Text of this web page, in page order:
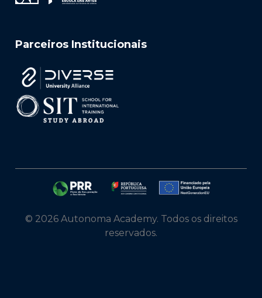
Parceiros Institucionais
© 2026 Autonoma Academy. Todos os direitos
reservados.